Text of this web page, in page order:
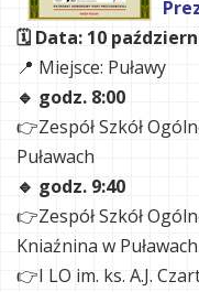
🗓 Data: 10
📍 Miejsce: Puławy
🔹 godz. 8:00
👉Zespół Szkół
Puławach
🔹 godz. 9:40
👉Zespół Szkół
Kniaźnina w Puławach
👉I LO im. ks. A.J.